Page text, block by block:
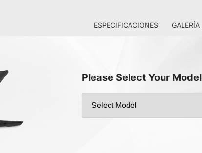
ESPECIFICACIONES GALERÍA
Please Select Your Model